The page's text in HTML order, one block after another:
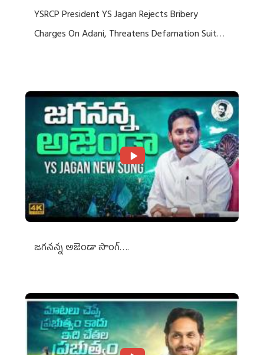
YSRCP President YS Jagan Rejects Bribery
Charges On Adani, Threatens Defamation Suit
జగనన్న అజెండా సాంగ్….